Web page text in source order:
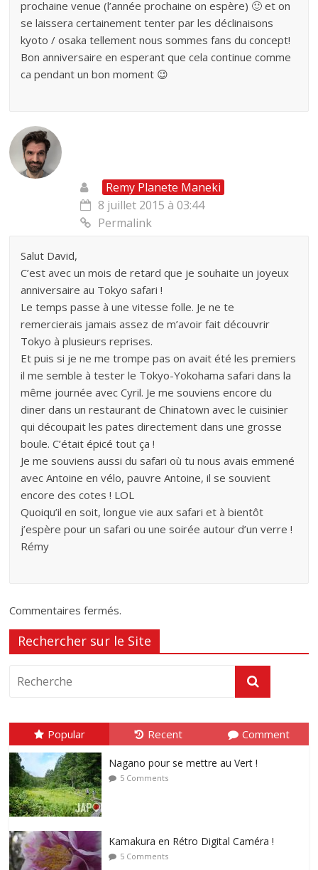
prochaine venue (l’année prochaine on espère) 🙂 et on
se laissera certainement tenter par les déclinaisons
kyoto / osaka tellement nous sommes fans du concept!
Bon anniversaire en esperant que cela continue comme
ca pendant un bon moment 😉
Remy Planete Maneki
8 juillet 2015 à 03:44
Permalink
Salut David,
C’est avec un mois de retard que je souhaite un joyeux
anniversaire au Tokyo safari !
Le temps passe à une vitesse folle. Je ne te
remercierais jamais assez de m’avoir fait découvrir
Tokyo à plusieurs reprises.
Et puis si je ne me trompe pas on avait été les premiers
il me semble à tester le Tokyo-Yokohama safari dans la
même journée avec Cyril. Je me souviens encore du
diner dans un restaurant de Chinatown avec le cuisinier
qui découpait les pates directement dans une grosse
boule. C’était épicé tout ça !
Je me souviens aussi du safari où tu nous avais emmené
avec Antoine en vélo, pauvre Antoine, il se souvient
encore des cotes ! LOL
Quoiqu’il en soit, longue vie aux safari et à bientôt
j’espère pour un safari ou une soirée autour d’un verre !
Rémy
Commentaires fermés.
Rechercher sur le Site
Popular Recent Comment
Nagano pour se mettre au Vert !
5 Comments
Kamakura en Rétro Digital Caméra !
5 Comments